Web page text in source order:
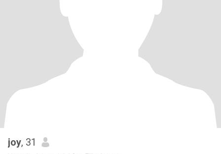
joy, 31